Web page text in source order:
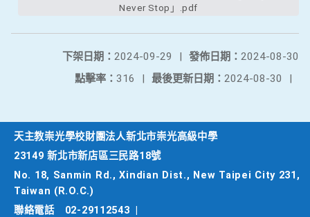
Never Stop」.pdf
發佈日期： 2024-08-30
下架日期： 2024-09-29
|
最後更新日期： 2024-08-30 |
點擊率： 316 |
天主教崇光學校財團法人新北市崇光高級中學
23149 新北市新店區三民路18號
No. 18, Sanmin Rd., Xindian Dist., New Taipei City 231,
Taiwan (R.O.C.)
聯絡電話
02-29112543